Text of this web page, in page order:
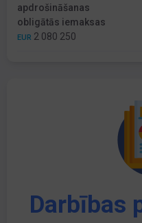
apdrošināšanas
obligātās iemaksas
EUR 2 080 250
Darbības